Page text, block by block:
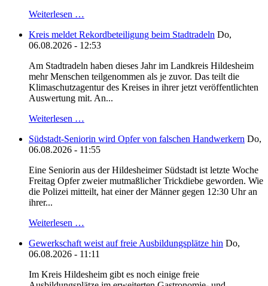
Weiterlesen …
Kreis meldet Rekordbeteiligung beim Stadtradeln Do,
06.08.2026 - 12:53
Am Stadtradeln haben dieses Jahr im Landkreis Hildesheim
mehr Menschen teilgenommen als je zuvor. Das teilt die
Klimaschutzagentur des Kreises in ihrer jetzt veröffentlichten
Auswertung mit. An...
Weiterlesen …
Südstadt-Seniorin wird Opfer von falschen Handwerkern Do,
06.08.2026 - 11:55
Eine Seniorin aus der Hildesheimer Südstadt ist letzte Woche
Freitag Opfer zweier mutmaßlicher Trickdiebe geworden. Wie
die Polizei mitteilt, hat einer der Männer gegen 12:30 Uhr an
ihrer...
Weiterlesen …
Gewerkschaft weist auf freie Ausbildungsplätze hin Do,
06.08.2026 - 11:11
Im Kreis Hildesheim gibt es noch einige freie